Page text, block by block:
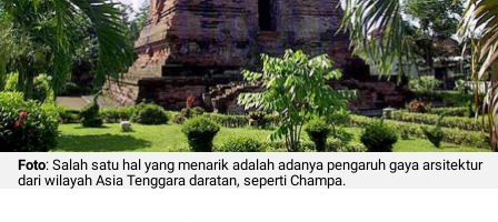
Foto: Salah satu hal yang menarik adalah adanya pengaruh gaya arsitektur
dari wilayah Asia Tenggara daratan, seperti Champa.